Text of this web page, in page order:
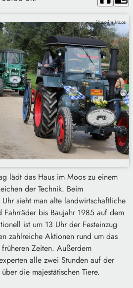
Haus im Moos
lädt das Haus im Moos zu einem
der Technik. Beim
sieht man alte landwirtschaftliche
bis Baujahr 1985 auf dem
ist um 13 Uhr der Festeinzug
zahlreiche Aktionen rund um das
Zeiten. Außerdem
alle zwei Stunden auf der
die majestätischen Tiere.